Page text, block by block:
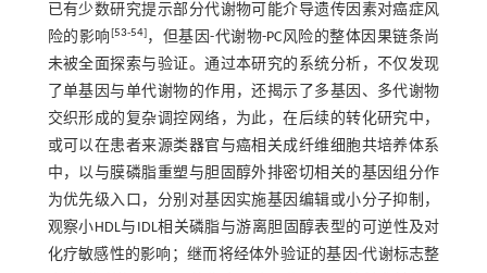
已有少数研究提示部分代谢物可能介导遗传因素对癌症风
险的影响 [53-54]，但基因-代谢物-PC风险的整体因果链条尚
未被全面探索与验证。通过本研究的系统分析，不仅发现
了单基因与单代谢物的作用，还揭示了多基因、多代谢物
交织形成的复杂调控网络，为此，在后续的转化研究中，
或可以在患者来源类器官与癌相关成纤维细胞共培养体系
中，以与膜磷脂重塑与胆固醇外排密切相关的基因组分作
为优先级入口，分别对基因实施基因编辑或小分子抑制，
观察小HDL与IDL相关磷脂与游离胆固醇表型的可逆性及对
化疗敏感性的影响；继而将经体外验证的基因-代谢标志整